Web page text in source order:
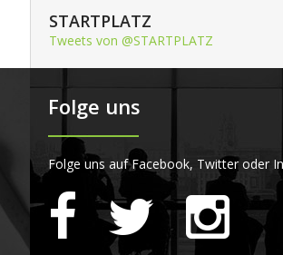
STARTPLATZ
Tweets von @STARTPLATZ
Folge uns
Folge uns auf Facebook, Twitter oder